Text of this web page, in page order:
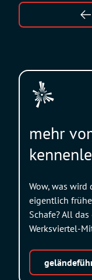
mehr
Wow, was wird
eigentlich
Schafe? All
Werksviertel-